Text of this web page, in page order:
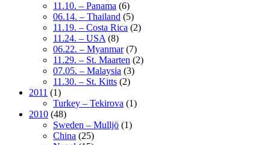
11.10. – Panama (6)
06.14. – Thailand (5)
11.19. – Costa Rica (2)
11.24. – USA (8)
06.22. – Myanmar(7)
11.29. – St. Maarten (2)
07.05. – Malaysia (3)
11.30. – St. Kitts (2)
2011 (1)
Turkey – Tekirova (1)
2010 (48)
Sweden – Mulljö (1)
China (25)